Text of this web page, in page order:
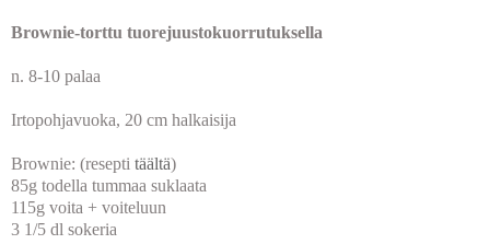
Brownie-torttu tuorejuustokuorrutuksella
n. 8-10 palaa
Irtopohjavuoka, 20 cm halkaisija
Brownie: (resepti täältä)
85g todella tummaa suklaata
115g voita + voiteluun
3 1/5 dl sokeria